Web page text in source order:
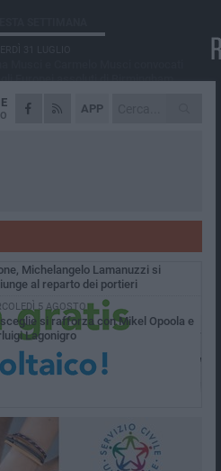
APP
Europei assoluti di Birmingham
3 AGOSTO
Franceschi, una solida certezza
in difesa arriva Francesco Lorusso
1 AGOSTO
Michelangelo Lamanuzzi si
al reparto dei portieri
5 AGOSTO
si rafforza con Mikel Opoola e
Lagonigro